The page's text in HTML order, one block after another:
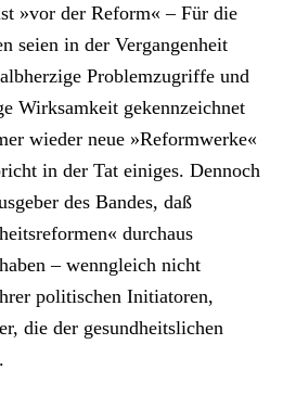
»vor der Reform« – Für die
seien in der Vergangenheit
Problemzugriffe und
Wirksamkeit gekennzeichnet
wieder neue »Reformwerke«
in der Tat einiges. Dennoch
des Bandes, daß
durchaus
– wenngleich nicht
politischen Initiatoren,
die der gesundheitslichen